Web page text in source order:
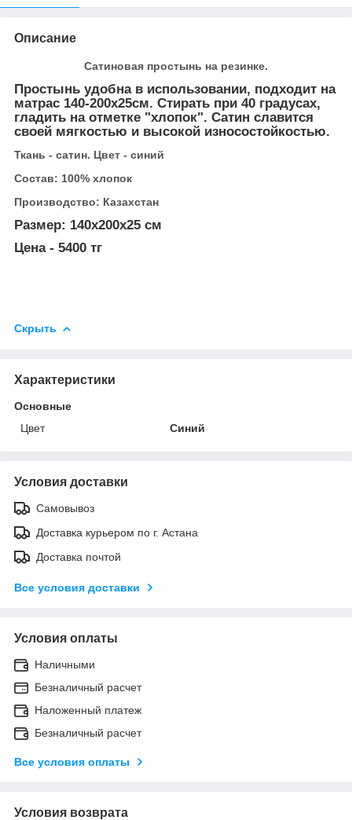
Описание
Сатиновая простынь на резинке.
Простынь удобна в использовании, подходит на
матрас 140-200х25см. Стирать при 40 градусах,
гладить на отметке "хлопок". Сатин славится
своей мягкостью и высокой износостойкостью.
Ткань - сатин. Цвет - синий
Состав: 100% хлопок
Производство: Казахстан
Размер: 140х200х25 см
Цена - 5400 тг
Скрыть
Характеристики
Основные
Цвет
Синий
Условия доставки
Самовывоз
Доставка курьером по г. Астана
Доставка почтой
Все условия доставки
Условия оплаты
Наличными
Безналичный расчет
Наложенный платеж
Безналичный расчет
Все условия оплаты
Условия возврата